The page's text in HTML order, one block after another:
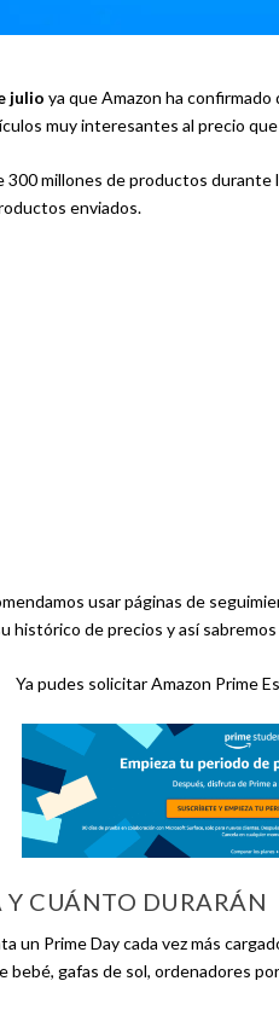
julio ya que Amazon ha
muy interesantes al precio
300 millones de productos
enviados.
usar páginas de
histórico de precios y así
Ya pudes solicitar Amazon Prime
Y CUÁNTO DURARÁN
un Prime Day cada vez más
bebé, gafas de sol, ordenadores